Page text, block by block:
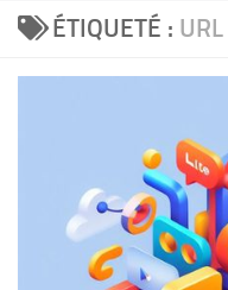
ÉTIQUETÉ : URL